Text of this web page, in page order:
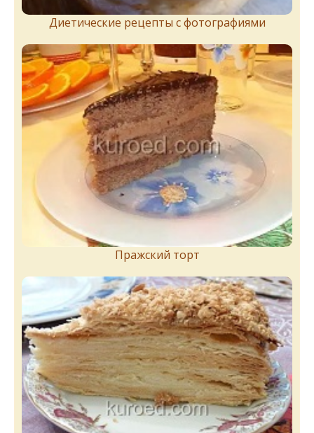
Диетические рецепты с фотографиями
Пражский торт